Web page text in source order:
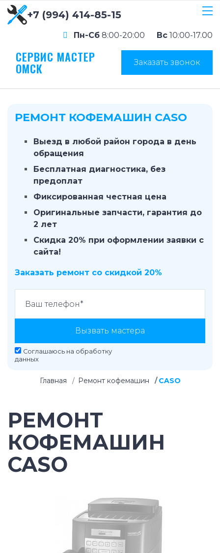
+7 (994) 414-85-15
Пн-Сб 8:00-20:00 Вс 10:00-17.00
СЕРВИС МАСТЕР
ОМСК Заказать звонок
РЕМОНТ КОФЕМАШИН CASO
Выезд в любой район города в день
обращения
Бесплатная диагностика, без
предоплат
Фиксированная честная цена
Оригинальные запчасти, гарантия до
2 лет
Скидка 20% при оформлении заявки с
сайта!
Заказать ремонт со скидкой 20%
Вызвать мастера
Соглашаюсь на обработку
данных
Главная Ремонт кофемашин CASO
РЕМОНТ
КОФЕМАШИН
CASO